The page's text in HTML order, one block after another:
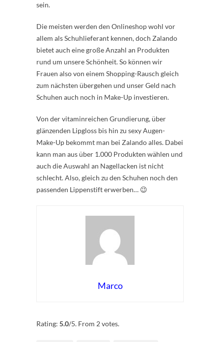
sein.
Die meisten werden den Onlineshop wohl vor
allem als Schuhlieferant kennen, doch Zalando
bietet auch eine große Anzahl an Produkten
rund um unsere Schönheit. So können wir
Frauen also von einem Shopping-Rausch gleich
zum nächsten übergehen und unser Geld nach
Schuhen auch noch in Make-Up investieren.
Von der vitaminreichen Grundierung, über
glänzenden Lipgloss bis hin zu sexy Augen-
Make-Up bekommt man bei Zalando alles. Dabei
kann man aus über 1.000 Produkten wählen und
auch die Auswahl an Nagellacken ist nicht
schlecht. Also, gleich zu den Schuhen noch den
passenden Lippenstift erwerben… 😉
Marco
Rating: 5.0/5. From 2 votes.